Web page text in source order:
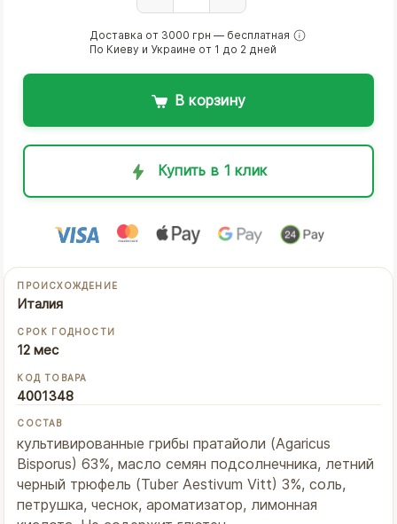
Доставка от 3000 грн — бесплатная
По Киеву и Украине от 1 до 2 дней
В корзину
Купить в 1 клик
ПРОИСХОЖДЕНИЕ
Италия
СРОК ГОДНОСТИ
12 мес
КОД ТОВАРА
4001348
СОСТАВ
культивированные грибы пратайоли (Agaricus
Bisporus) 63%, масло семян подсолнечника, летний
черный трюфель (Tuber Aestivum Vitt) 3%, соль,
петрушка, чеснок, ароматизатор, лимонная